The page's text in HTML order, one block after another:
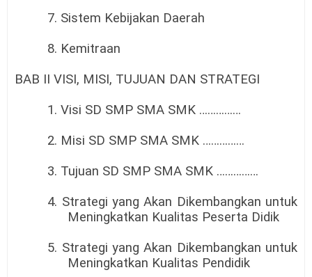
7. Sistem Kebijakan Daerah
8. Kemitraan
BAB II VISI, MISI, TUJUAN DAN STRATEGI
1. Visi SD SMP SMA SMK ……………
2. Misi SD SMP SMA SMK ……………
3. Tujuan SD SMP SMA SMK ……………
4. Strategi yang Akan Dikembangkan untuk
Meningkatkan Kualitas Peserta Didik
5. Strategi yang Akan Dikembangkan untuk
Meningkatkan Kualitas Pendidik